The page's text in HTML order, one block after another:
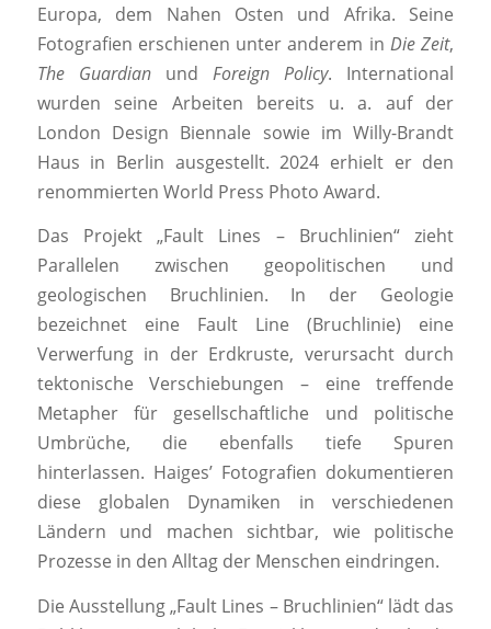
Europa, dem Nahen Osten und Afrika. Seine
Fotografien erschienen unter anderem inDie Zeit,
The GuardianundForeign Policy. International
wurden seine Arbeiten bereits u. a. auf der
London Design Biennale sowie im Willy-Brandt
Haus in Berlin ausgestellt. 2024 erhielt er den
renommierten World Press Photo Award.
Das Projekt „Fault Lines – Bruchlinien“ zieht
Parallelen zwischen geopolitischen und
geologischen Bruchlinien. In der Geologie
bezeichnet eine Fault Line (Bruchlinie) eine
Verwerfung in der Erdkruste, verursacht durch
tektonische Verschiebungen – eine treffende
Metapher für gesellschaftliche und politische
Umbrüche, die ebenfalls tiefe Spuren
hinterlassen. Haiges’ Fotografien dokumentieren
diese globalen Dynamiken in verschiedenen
Ländern und machen sichtbar, wie politische
Prozesse in den Alltag der Menschen eindringen.
Die Ausstellung „Fault Lines – Bruchlinien“ lädt das